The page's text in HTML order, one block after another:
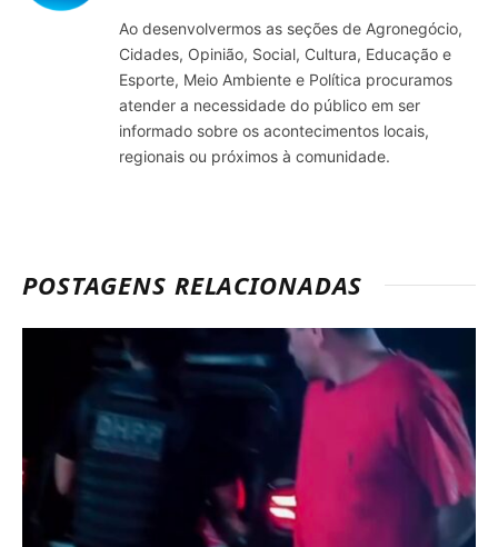
Ao desenvolvermos as seções de Agronegócio,
Cidades, Opinião, Social, Cultura, Educação e
Esporte, Meio Ambiente e Política procuramos
atender a necessidade do público em ser
informado sobre os acontecimentos locais,
regionais ou próximos à comunidade.
POSTAGENS RELACIONADAS